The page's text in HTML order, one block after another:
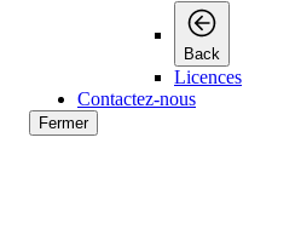
Back
Licences
Contactez-nous
Fermer